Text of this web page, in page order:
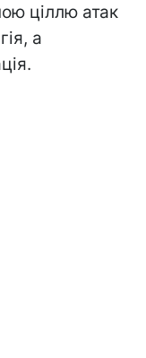
ціллю атак
а